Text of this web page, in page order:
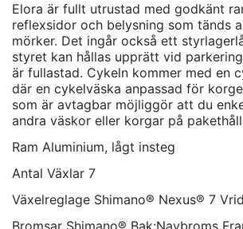
Elora är fullt utrustad med godkänt
reflexsidor och belysning som tänds
mörker. Det ingår också ett
styret kan hållas upprätt vid
är fullastad. Cykeln kommer med en
där en cykelväska anpassad för
som är avtagbar möjliggör att du
andra väskor eller korgar på
Ram Aluminium, lågt insteg
Antal Växlar 7
Växelreglage Shimano® Nexus® 7
Bromsar Shimano® Bak:Navbroms